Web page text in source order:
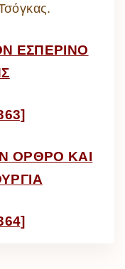
ΕΣΠΕΡΙΝΟ
ΟΡΘΡΟ ΚΑΙ